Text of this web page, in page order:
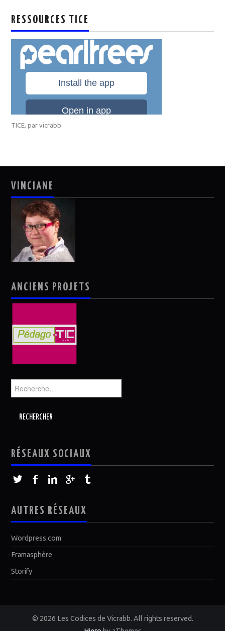
RESSOURCES TICE
TICE, parvicrabb
VINCIANE
ANCIENS PROJETS
Rechercher :
RÉSEAUX SOCIAUX
AUTRES RÉSEAUX
Wordpress.com
Framasphère
Storify
© 2026 Les Codices de Vicrabb. All rights reserved.